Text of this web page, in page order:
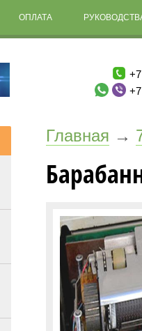
ОПЛАТА
Главная →